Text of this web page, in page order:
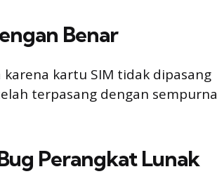
Benar
kartu SIM tidak dipasang
terpasang dengan sempurna
Perangkat Lunak